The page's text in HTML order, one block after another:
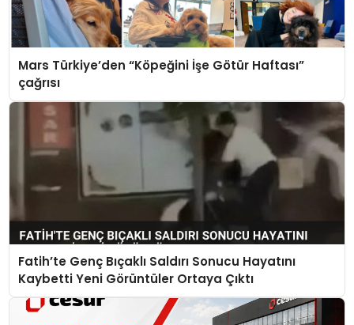
Mars Türkiye’den “Köpeğini İşe Götür Haftası”
çağrısı
Fatih’te Genç Bıçaklı Saldırı Sonucu Hayatını
Kaybetti Yeni Görüntüler Ortaya Çıktı